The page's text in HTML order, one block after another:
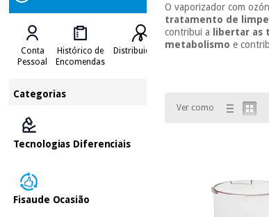
Conta
Pessoal
Histórico de
Encomendas
Distribuidores
Categorias
Tecnologias Diferenciais
Fisaude Ocasião
O vaporizador com
tratamento de
contribui a
libertar as
metabolismo e
Ver como